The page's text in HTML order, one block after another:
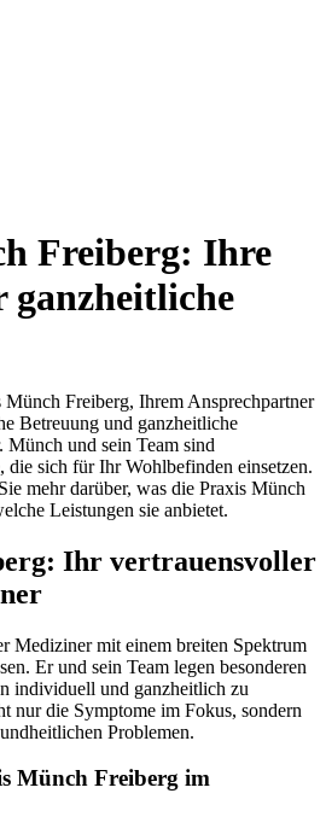
Freiberg: Ihre
Freiberg, Ihrem Ansprechpartner
Betreuung und ganzheitliche
und sein Team sind
die sich für Ihr Wohlbefinden einsetzen.
mehr darüber, was die Praxis Münch
Leistungen sie anbietet.
Ihr vertrauensvoller
Mediziner mit einem breiten Spektrum
Er und sein Team legen besonderen
individuell und ganzheitlich zu
nur die Symptome im Fokus, sondern
Problemen.
Münch Freiberg im